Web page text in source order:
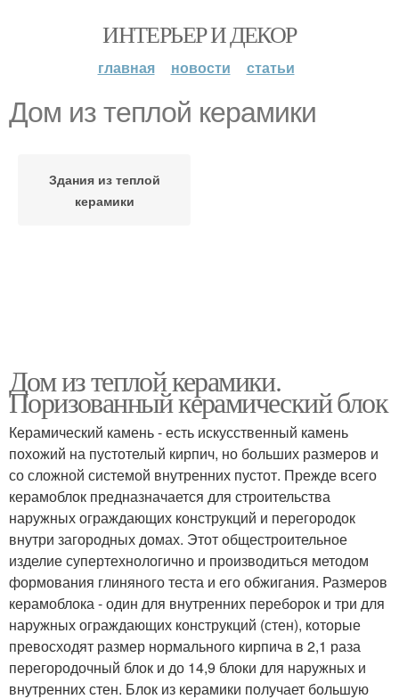
ИНТЕРЬЕР И ДЕКОР
главная новости статьи
Дом из теплой керамики
Здания из теплой
керамики
Дом из теплой керамики.
Поризованный керамический блок
Керамический камень - есть искусственный камень
похожий на пустотелый кирпич, но больших размеров и
со сложной системой внутренних пустот. Прежде всего
керамоблок предназначается для строительства
наружных ограждающих конструкций и перегородок
внутри загородных домах. Этот общестроительное
изделие супертехнологично и производиться методом
формования глиняного теста и его обжигания. Размеров
керамоблока - один для внутренних переборок и три для
наружных ограждающих конструкций (стен), которые
превосходят размер нормального кирпича в 2,1 раза
перегородочный блок и до 14,9 блоки для наружных и
внутренних стен. Блок из керамики получает большую